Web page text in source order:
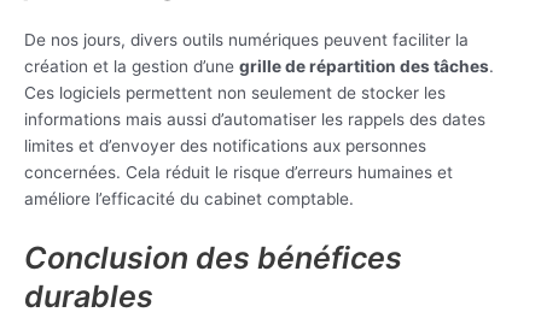
De nos jours, divers outils numériques peuvent faciliter la
création et la gestion d’une grille de répartition des tâches.
Ces logiciels permettent non seulement de stocker les
informations mais aussi d’automatiser les rappels des dates
limites et d’envoyer des notifications aux personnes
concernées. Cela réduit le risque d’erreurs humaines et
améliore l’efficacité du cabinet comptable.
Conclusion des bénéfices
durables